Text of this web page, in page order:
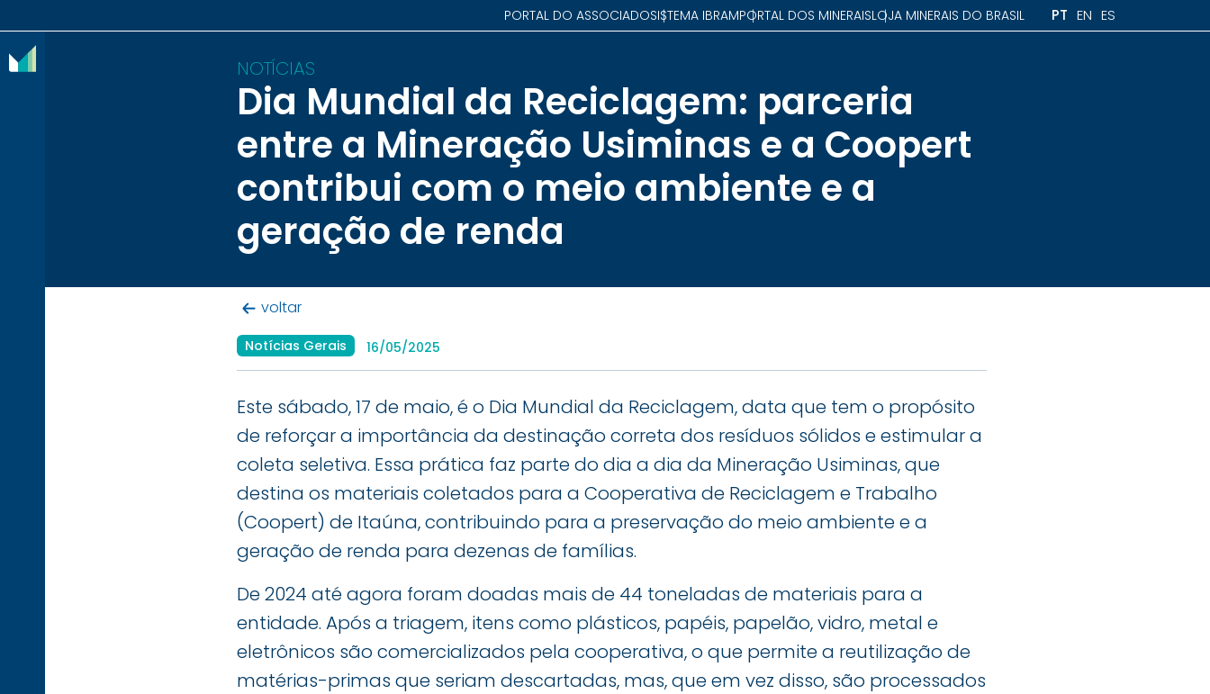
PORTAL DO ASSOCIADOSISTEMA IBRAMPORTAL DOS MINERAISLOJA MINERAIS DO BRASIL PT EN ES
NOTÍCIAS
Dia Mundial da Reciclagem: parceria
entre a Mineração Usiminas e a Coopert
contribui com o meio ambiente e a
geração de renda
voltar
Notícias Gerais 16/05/2025
Este sábado, 17 de maio, é o Dia Mundial da Reciclagem, data que tem o propósito
de reforçar a importância da destinação correta dos resíduos sólidos e estimular a
coleta seletiva. Essa prática faz parte do dia a dia da Mineração Usiminas, que
destina os materiais coletados para a Cooperativa de Reciclagem e Trabalho
(Coopert) de Itaúna, contribuindo para a preservação do meio ambiente e a
geração de renda para dezenas de famílias.
De 2024 até agora foram doadas mais de 44 toneladas de materiais para a
entidade. Após a triagem, itens como plásticos, papéis, papelão, vidro, metal e
eletrônicos são comercializados pela cooperativa, o que permite a reutilização de
matérias-primas que seriam descartadas, mas, que em vez disso, são processados